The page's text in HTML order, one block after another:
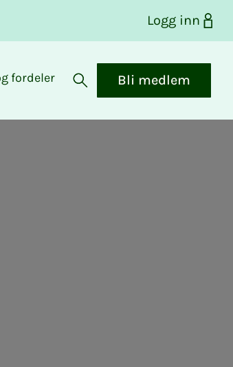
Logg inn
fordeler
Åpne søk
Bli medlem